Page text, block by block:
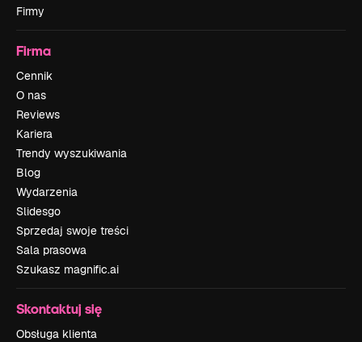
Firmy
Firma
Cennik
O nas
Reviews
Kariera
Trendy wyszukiwania
Blog
Wydarzenia
Slidesgo
Sprzedaj swoje treści
Sala prasowa
Szukasz magnific.ai
Skontaktuj się
Obsługa klienta